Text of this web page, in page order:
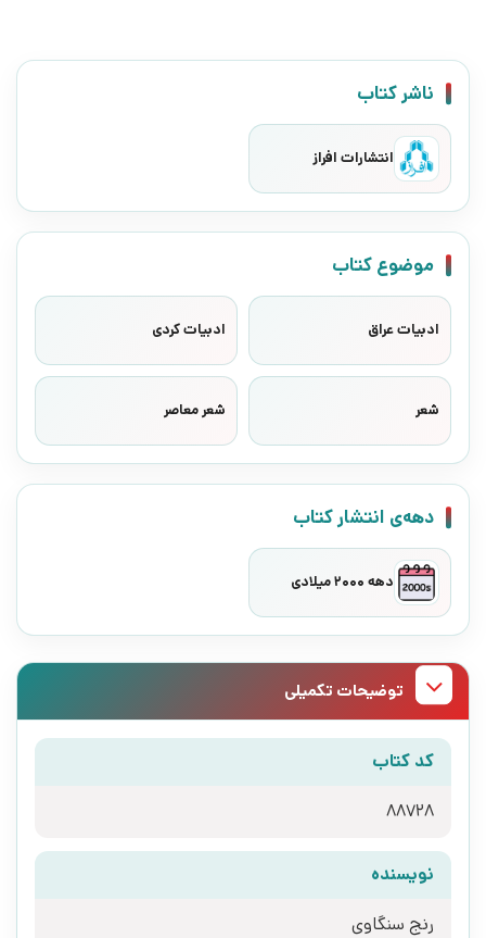
ناشر کتاب
انتشارات افراز
موضوع کتاب
ادبیات عراق ادبیات کردی
شعر شعر معاصر
دهه‌ی انتشار کتاب
دهه 2000 میلادی
توضیحات تکمیلی
کد کتاب
88728
نویسنده
رنج سنگاوی